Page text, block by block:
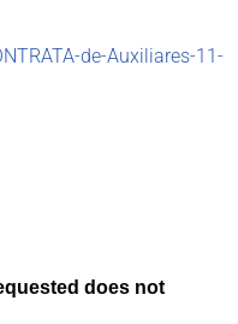
de-Auxiliares-11-